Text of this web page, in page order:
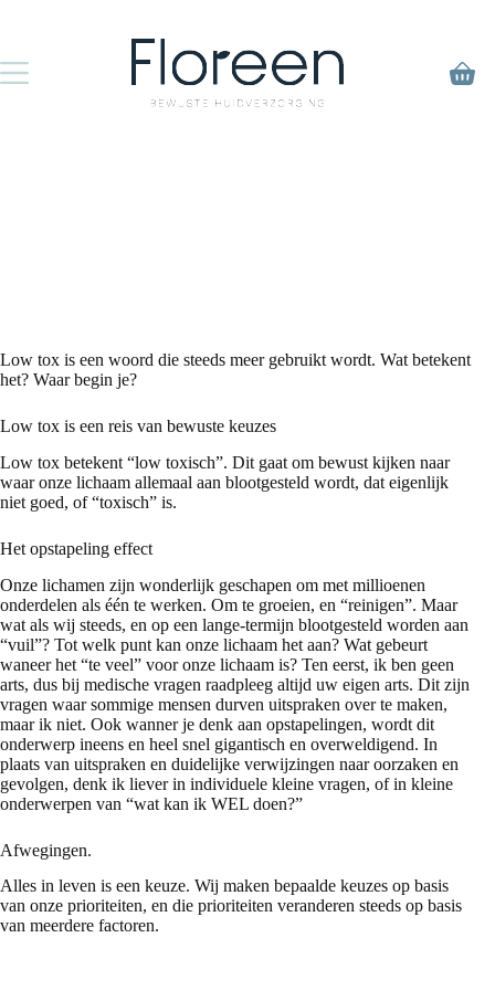
inhoud
Low tox is een woord die steeds meer gebruikt wordt. Wat betekent
het? Waar begin je?
Low tox is een reis van bewuste keuzes
Low tox betekent “low toxisch”. Dit gaat om bewust kijken naar
waar onze lichaam allemaal aan blootgesteld wordt, dat eigenlijk
niet goed, of “toxisch” is.
Het opstapeling effect
Onze lichamen zijn wonderlijk geschapen om met millioenen
onderdelen als één te werken. Om te groeien, en “reinigen”. Maar
wat als wij steeds, en op een lange-termijn blootgesteld worden aan
“vuil”? Tot welk punt kan onze lichaam het aan? Wat gebeurt
waneer het “te veel” voor onze lichaam is? Ten eerst, ik ben geen
arts, dus bij medische vragen raadpleeg altijd uw eigen arts. Dit zijn
vragen waar sommige mensen durven uitspraken over te maken,
maar ik niet. Ook wanner je denk aan opstapelingen, wordt dit
onderwerp ineens en heel snel gigantisch en overweldigend. In
plaats van uitspraken en duidelijke verwijzingen naar oorzaken en
gevolgen, denk ik liever in individuele kleine vragen, of in kleine
onderwerpen van “wat kan ik WEL doen?”
Afwegingen.
Alles in leven is een keuze. Wij maken bepaalde keuzes op basis
van onze prioriteiten, en die prioriteiten veranderen steeds op basis
van meerdere factoren.